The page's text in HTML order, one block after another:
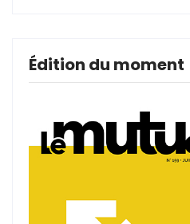
Édition du moment